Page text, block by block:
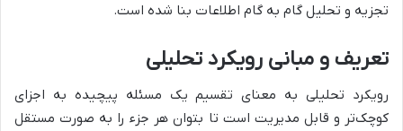
تجزیه و تحلیل گام به گام اطلاعات بنا شده است.
تعریف و مبانی رویکرد تحلیلی
رویکرد تحلیلی به معنای تقسیم یک مسئله پیچیده به اجزای
کوچک‌تر و قابل مدیریت است تا بتوان هر جزء را به صورت مستقل